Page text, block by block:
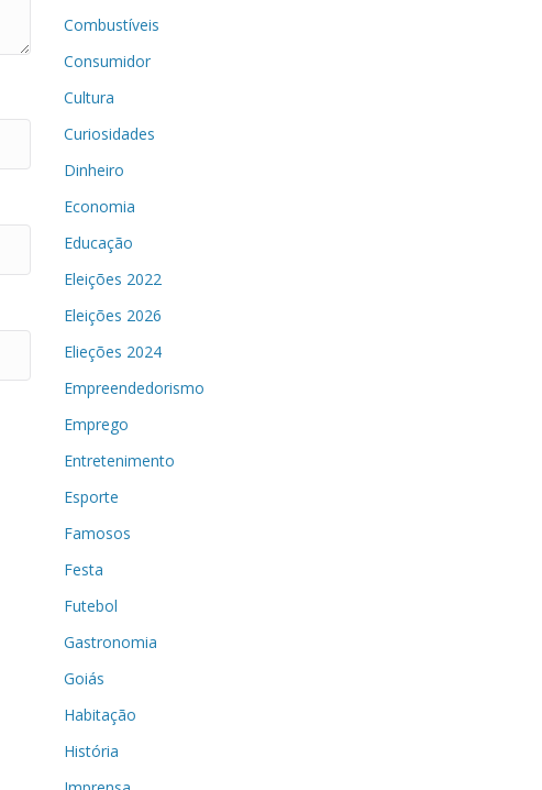
Combustíveis
Consumidor
Cultura
Curiosidades
Dinheiro
Economia
Educação
Eleições 2022
Eleições 2026
Elieções 2024
Empreendedorismo
Emprego
Entretenimento
Esporte
Famosos
Festa
Futebol
Gastronomia
Goiás
Habitação
História